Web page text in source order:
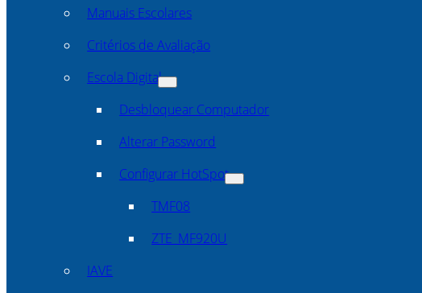
Manuais Escolares
Critérios de Avaliação
Escola Digital
Desbloquear Computador
Alterar Password
Configurar HotSpot
TMF08
ZTE_MF920U
IAVE